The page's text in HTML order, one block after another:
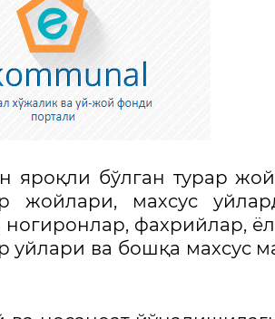
яроқли бўлган турар
жойлари, махсус
фахрийлар,
уйлари ва бошқа махсус